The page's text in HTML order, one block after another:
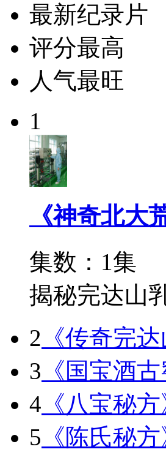
最新纪录片
评分最高
人气最旺
1
《神奇北大
集数：1集
揭秘完达山
2 《传奇完
3 《国宝酒
4 《八宝秘
5 《陈氏秘